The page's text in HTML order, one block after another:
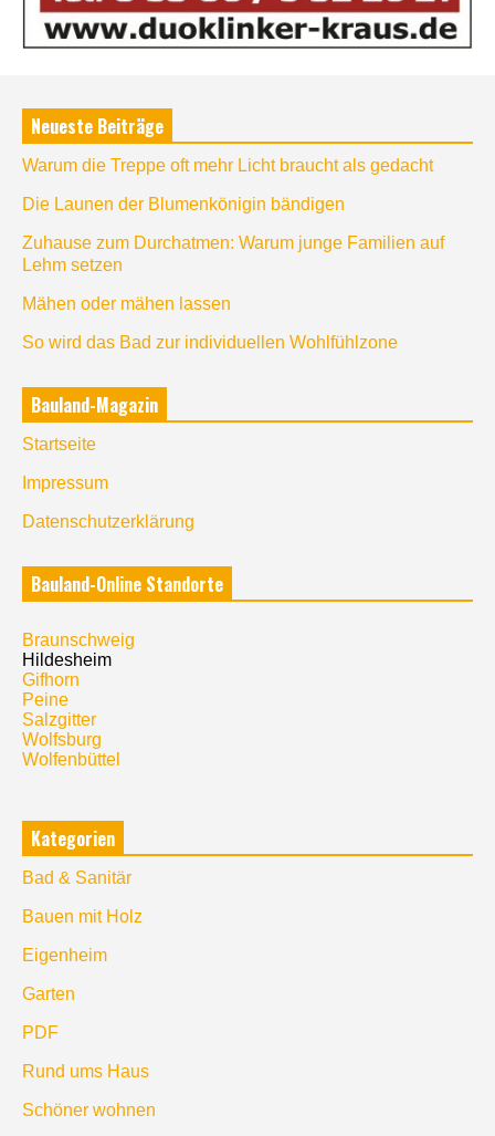
Neueste Beiträge
Warum die Treppe oft mehr Licht braucht als gedacht
Die Launen der Blumenkönigin bändigen
Zuhause zum Durchatmen: Warum junge Familien auf
Lehm setzen
Mähen oder mähen lassen
So wird das Bad zur individuellen Wohlfühlzone
Bauland-Magazin
Startseite
Impressum
Datenschutzerklärung
Bauland-Online Standorte
Braunschweig
Hildesheim
Gifhorn
Peine
Salzgitter
Wolfsburg
Wolfenbüttel
Kategorien
Bad & Sanitär
Bauen mit Holz
Eigenheim
Garten
PDF
Rund ums Haus
Schöner wohnen